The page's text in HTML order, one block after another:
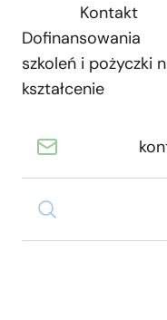
Kontakt
Dofinansowania
szkoleń i pożyczki
kształcenie